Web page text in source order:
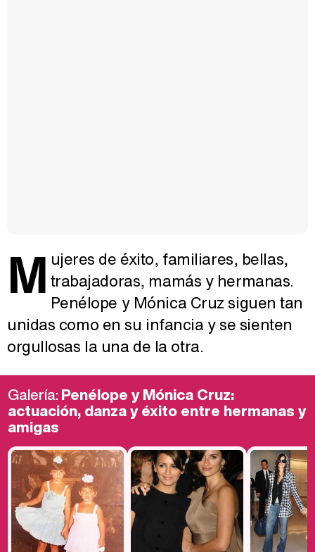
M ujeres de éxito, familiares, bellas,
trabajadoras, mamás y hermanas.
Penélope y Mónica Cruz siguen tan
unidas como en su infancia y se sienten
orgullosas la una de la otra.
Galería:Penélope y Mónica Cruz:
actuación, danza y éxito entre hermanas y
amigas